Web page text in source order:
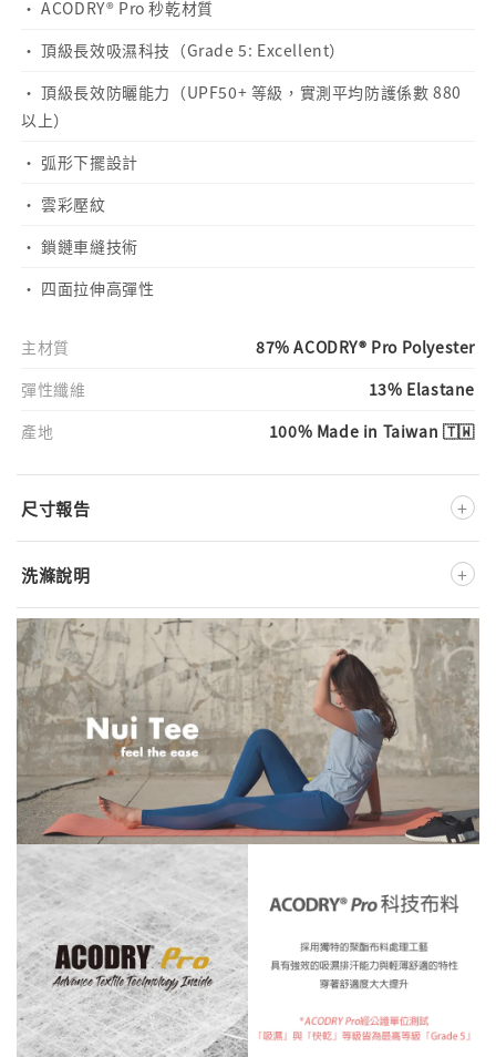
· ACODRY® Pro 秒乾材質
· 頂級長效吸濕科技（Grade 5: Excellent）
· 頂級長效防曬能力（UPF50+ 等級，實測平均防護係數 880
以上）
· 弧形下擺設計
· 雲彩壓紋
· 鎖鏈車縫技術
· 四面拉伸高彈性
主材質
87% ACODRY® Pro Polyester
彈性纖維
13% Elastane
產地
100% Made in Taiwan 🇹🇼
尺寸報告 +
洗滌說明 +
深淺色分開洗
低溫洗滌
不可漂白
不可乾洗
不可添加柔軟精
低溫熨燙
低溫溫和烘乾
※ 此款布料為特殊吸濕紗線，運動完吸入汗水後，務必盡快徹
底清洗，避免汗水長時間阻塞紗線纖維
※ 正確的洗滌方式將大大地影響產品壽命